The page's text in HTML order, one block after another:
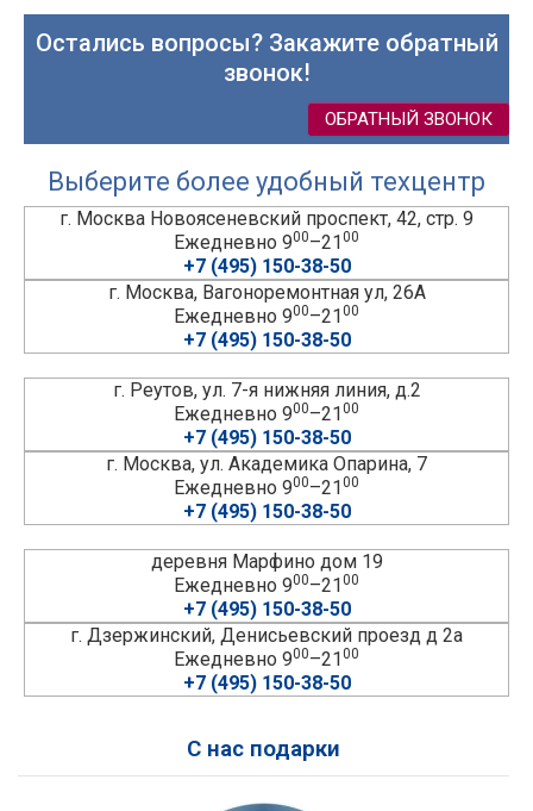
Остались вопросы? Закажите обратный
звонок!
ОБРАТНЫЙ ЗВОНОК
Выберите более удобный техцентр
г. Москва Новоясеневский проспект, 42, стр. 9
Ежедневно 900–2100
+7 (495) 150-38-50
г. Москва, Вагоноремонтная ул, 26А
Ежедневно 900–2100
+7 (495) 150-38-50
г. Реутов, ул. 7-я нижняя линия, д.2
Ежедневно 900–2100
+7 (495) 150-38-50
г. Москва, ул. Академика Опарина, 7
Ежедневно 900–2100
+7 (495) 150-38-50
деревня Марфино дом 19
Ежедневно 900–2100
+7 (495) 150-38-50
г. Дзержинский, Денисьевский проезд д 2а
Ежедневно 900–2100
+7 (495) 150-38-50
С нас подарки